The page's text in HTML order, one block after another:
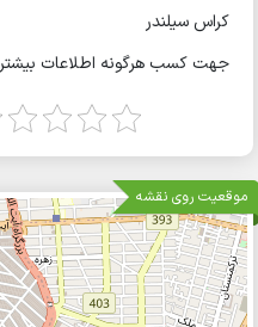
کراس سیلندر
جهت کسب هرگونه اطلاعات
موقعیت روی نقشه